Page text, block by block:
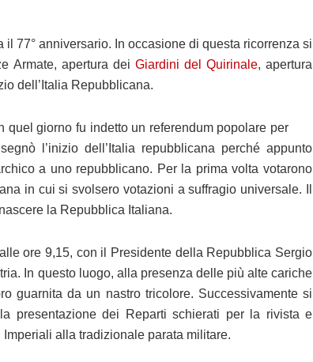
77° anniversario. In occasione di questa ricorrenza si
Armate, apertura dei Giardini del Quirinale, apertura
dell’Italia Repubblicana.
giorno fu indetto un referendum popolare per
l’inizio dell’Italia repubblicana perché appunto
a uno repubblicano. Per la prima volta votarono
in cui si svolsero votazioni a suffragio universale. Il
la Repubblica Italiana.
ore 9,15, con il Presidente della Repubblica Sergio
In questo luogo, alla presenza delle più alte cariche
guarnita da un nastro tricolore. Successivamente si
presentazione dei Reparti schierati per la rivista e
alla tradizionale parata militare.